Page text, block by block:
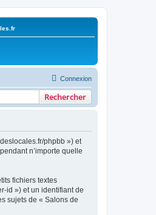
Connexion
Rechercher
phpbb ») et
n’importe quelle
fichiers textes
id ») et un identifiant de
sujets de « Salons de